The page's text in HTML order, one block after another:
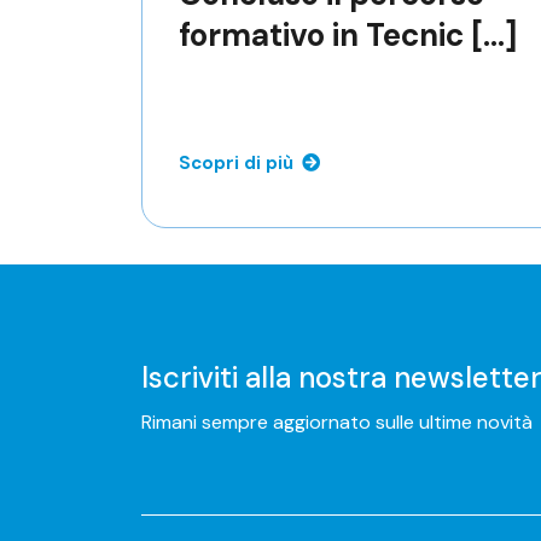
formativo in Tecnic [...]
Scopri di più
Iscriviti alla nostra newsletter
Rimani sempre aggiornato sulle ultime novità